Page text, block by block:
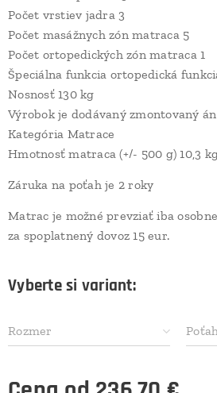
Počet vrstiev jadra 3
Počet masážnych zón matraca 5
Počet ortopedických zón matraca 1
Špeciálna funkcia ortopedická
Nosnosť 130 kg
Výrobok je dodávaný zmontovaný
Kategória Matrace
Hmotnosť matraca (+/- 500 g) 10,3
Záruka na poťah je 2 roky
Matrac je možné prevziať iba
za spoplatnený dovoz 15 eur.
Vyberte si variant:
Rozmer